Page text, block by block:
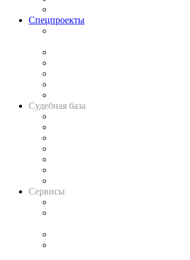
Спецпроекты
Судебная база
Сервисы